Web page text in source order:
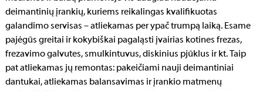
deimantinių įrankių, kuriems reikalingas kvalifikuotas
galandimo servisas – atliekamas per ypač trumpą laiką. Esame
pajėgūs greitai ir kokybiškai pagaląsti įvairias kotines frezas,
frezavimo galvutes, smulkintuvus, diskinius pjūklus ir kt. Taip
pat atliekamas jų remontas: pakeičiami nauji deimantiniai
dantukai, atliekamas balansavimas ir įrankio matmenų